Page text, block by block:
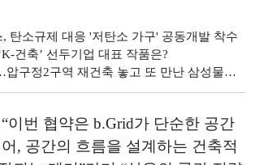
탄소규제 대응 '저탄소 가구' 공동개발 착수
건축’ 선두기업 대표 작품은?
정2구역 재건축 놓고 또 만난 삼성물산 vs 현대건설
이번 협약은 b.Grid가 단순한 공간
, 공간의 흐름을 설계하는 건축적